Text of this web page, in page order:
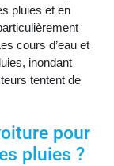
pluies et en
cours d’eau et
inondant
tentent de
pour
pluies ?